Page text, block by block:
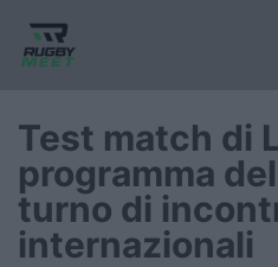
Nazionale
Nazionali giovanili
Test match di
programma
turno di
internazionali